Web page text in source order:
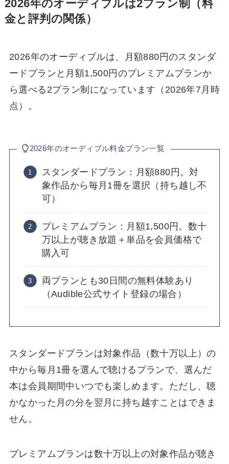
2026年のオーディブルは2プラン制（料
金と評判の関係）
2026年のオーディブルは、月額880円のスタンダ
ードプランと月額1,500円のプレミアムプランか
ら選べる2プラン制になっています（2026年7月時
点）。
2026年のオーディブル料金プラン一覧
スタンダードプラン：月額880円。対
象作品から毎月1冊を選択（持ち越し不
可）
プレミアムプラン：月額1,500円。数十
万以上が聴き放題＋単品を会員価格で
購入可
両プランとも30日間の無料体験あり
（Audible公式サイト登録の場合）
スタンダードプランは対象作品（数十万以上）の
中から毎月1冊を選んで聴けるプランで、選んだ
本は会員期間中いつでも楽しめます。ただし、聴
かなかった月の分を翌月に持ち越すことはできま
せん。
プレミアムプランは数十万以上の対象作品が聴き